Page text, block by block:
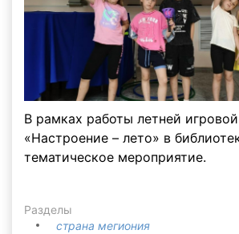
В рамках работы летней
«Настроение – лето» в
тематическое мероприятие.
Разделы
страна мегиония